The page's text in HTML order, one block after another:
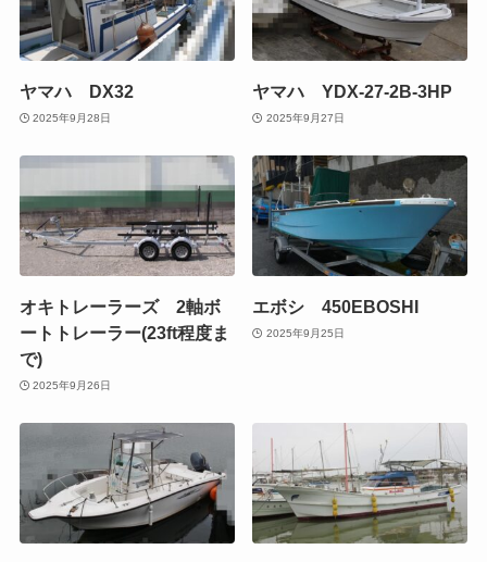
ヤマハ DX32
2025年9月28日
ヤマハ YDX-27-2B-3HP
2025年9月27日
オキトレーラーズ 2軸ボ
ートトレーラー(23ft程度ま
で)
2025年9月26日
エボシ 450EBOSHI
2025年9月25日